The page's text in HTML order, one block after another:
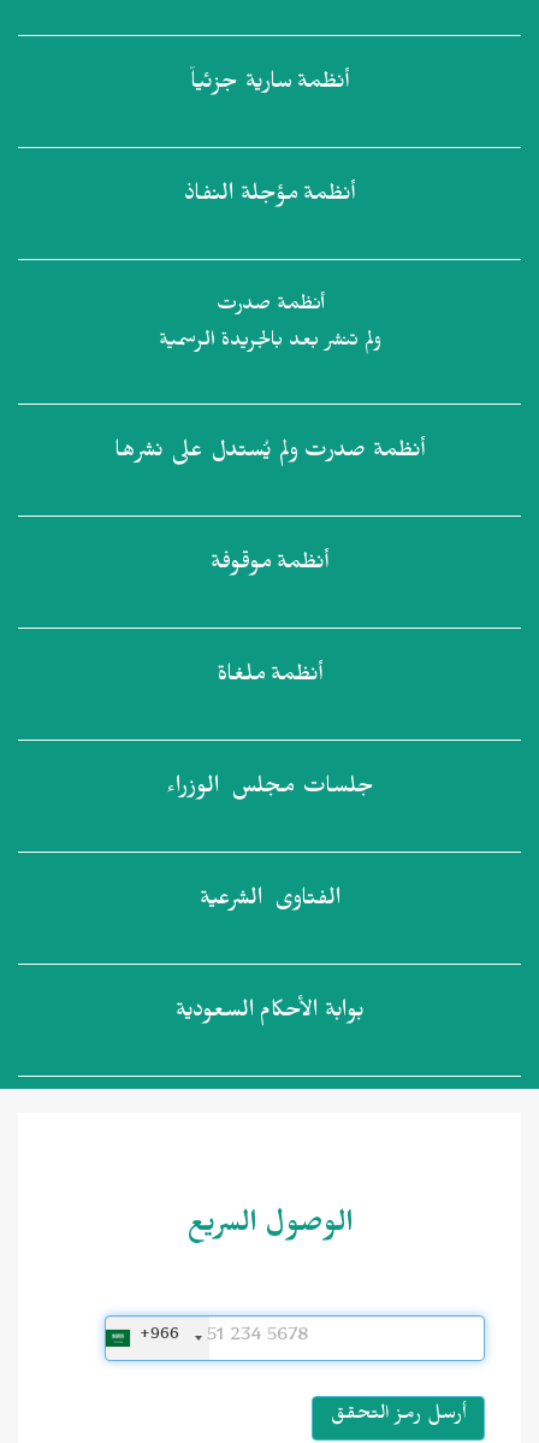
أنظمة سارية جزئياً
أنظمة مؤجلة النفاذ
أنظمة صدرت
ولم تنشر بعد بالجريدة الرسمية
أنظمة صدرت ولم يُستدل على نشرها
أنظمة موقوفة
أنظمة ملغاة
جلسات مجلس الوزراء
الفتاوى الشرعية
بوابة الأحكام السعودية
الوصول السريع
+966